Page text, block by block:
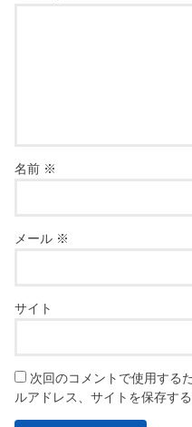
名前 ※
メール ※
サイト
次回のコメントで使用する
ルアドレス、サイトを保存する